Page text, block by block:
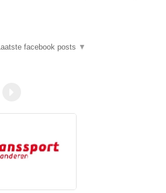
Laatste facebook posts ▼